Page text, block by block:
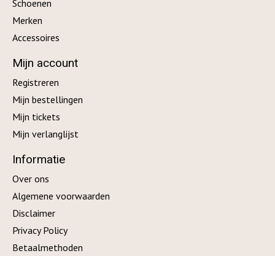
Schoenen
Merken
Accessoires
Mijn account
Registreren
Mijn bestellingen
Mijn tickets
Mijn verlanglijst
Informatie
Over ons
Algemene voorwaarden
Disclaimer
Privacy Policy
Betaalmethoden